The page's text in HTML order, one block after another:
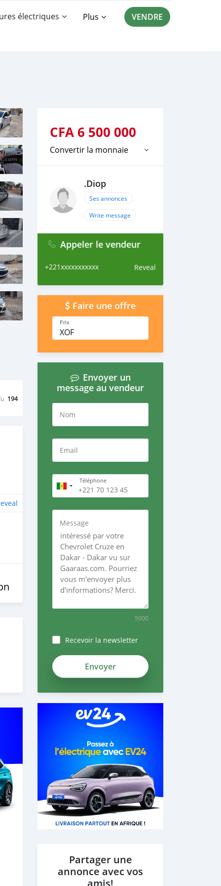
électriques Plus VENDRE
194
CFA 6 500 000
Convertir la monnaie
.Diop
Ses annonces
Write message
Appeler le vendeur
+221xxxxxxxxxxx Reveal
Faire une offre
Prix
XOF
Envoyer un
message au vendeur
Nom
Email
Téléphone
Message
5000
Recevoir la newsletter
Partager une
annonce avec vos
amis!